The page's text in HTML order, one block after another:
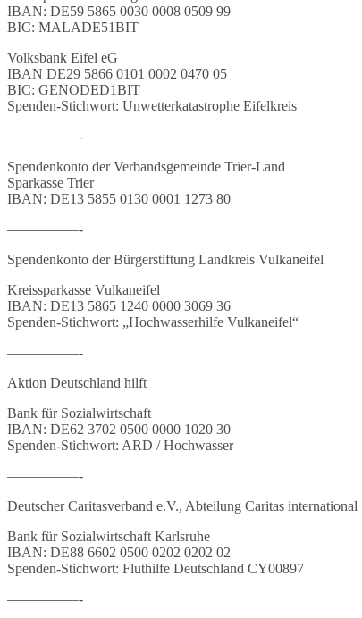
IBAN: DE59 5865 0030 0008 0509 99
BIC: MALADE51BIT
Volksbank Eifel eG
IBAN DE29 5866 0101 0002 0470 05
BIC: GENODED1BIT
Spenden-Stichwort: Unwetterkatastrophe Eifelkreis
—————-
Spendenkonto der Verbandsgemeinde Trier-Land
Sparkasse Trier
IBAN: DE13 5855 0130 0001 1273 80
—————-
Spendenkonto der Bürgerstiftung Landkreis Vulkaneifel
Kreissparkasse Vulkaneifel
IBAN: DE13 5865 1240 0000 3069 36
Spenden-Stichwort: „Hochwasserhilfe Vulkaneifel“
—————-
Aktion Deutschland hilft
Bank für Sozialwirtschaft
IBAN: DE62 3702 0500 0000 1020 30
Spenden-Stichwort: ARD / Hochwasser
—————-
Deutscher Caritasverband e.V., Abteilung Caritas international
Bank für Sozialwirtschaft Karlsruhe
IBAN: DE88 6602 0500 0202 0202 02
Spenden-Stichwort: Fluthilfe Deutschland CY00897
—————-